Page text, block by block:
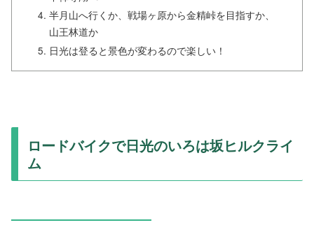
半月山へ行くか、戦場ヶ原から金精峠を目指すか、
山王林道か
日光は登ると景色が変わるので楽しい！
ロードバイクで日光のいろは坂ヒルクライ
ム